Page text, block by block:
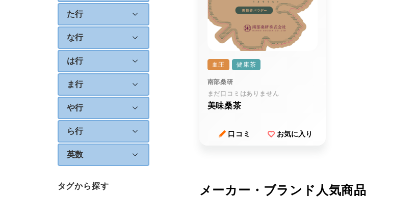
た行
な行
は行
ま行
や行
ら行
英数
タグから探す
血圧 健康茶
南部桑研
まだ口コミはありません
美味桑茶
口コミ お気に入り
メーカー・ブランド人気商品